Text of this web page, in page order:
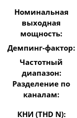
Номинальная
выходная
мощность:
Демпинг-фактор:
Частотный
диапазон:
Разделение по
каналам:
КНИ (THD N):